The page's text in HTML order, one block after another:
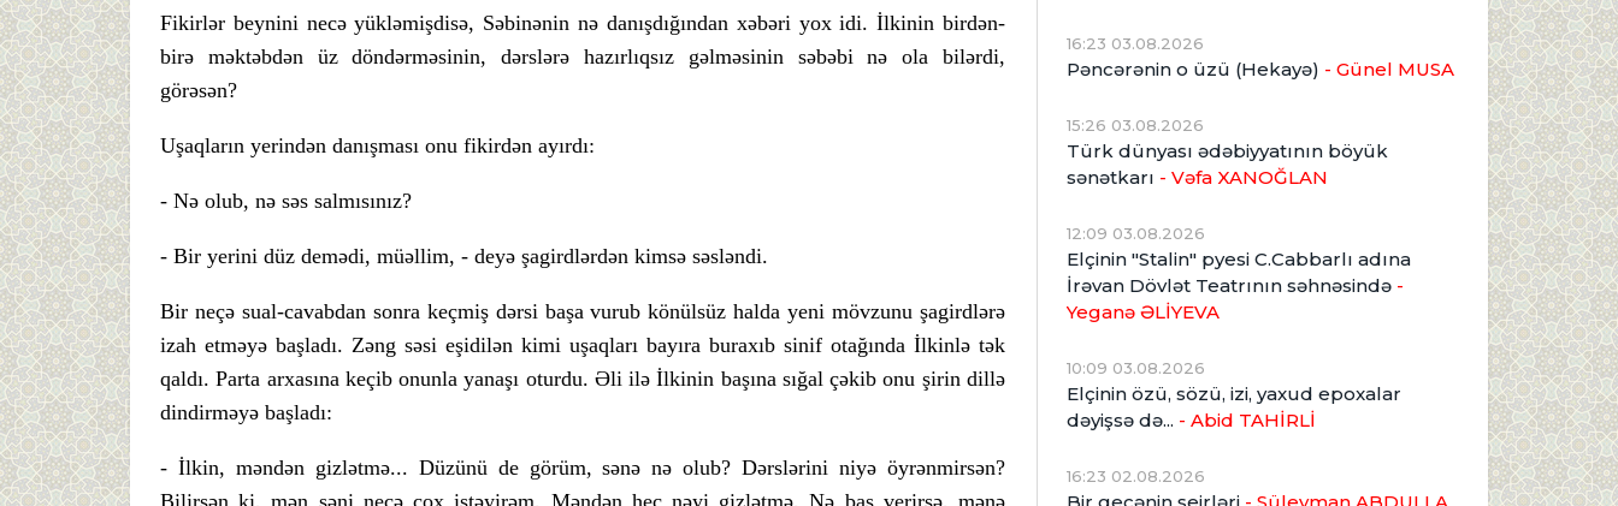
Fikirlər beynini necə yükləmişdisə, Səbinənin nə danışdığından xəbəri yox idi. İlkinin birdən-
birə məktəbdən üz döndərməsinin, dərslərə hazırlıqsız gəlməsinin səbəbi nə ola bilərdi,
görəsən?
Uşaqların yerindən danışması onu fikirdən ayırdı:
- Nə olub, nə səs salmısınız?
- Bir yerini düz demədi, müəllim, - deyə şagirdlərdən kimsə səsləndi.
Bir neçə sual-cavabdan sonra keçmiş dərsi başa vurub könülsüz halda yeni mövzunu şagirdlərə
izah etməyə başladı. Zəng səsi eşidilən kimi uşaqları bayıra buraxıb sinif otağında İlkinlə tək
qaldı. Parta arxasına keçib onunla yanaşı oturdu. Əli ilə İlkinin başına sığal çəkib onu şirin dillə
dindirməyə başladı:
- İlkin, məndən gizlətmə... Düzünü de görüm, sənə nə olub? Dərslərini niyə öyrənmirsən?
16:23 03.08.2026
Pəncərənin o üzü (Hekayə) - Günel MUSA
15:26 03.08.2026
Türk dünyası ədəbiyyatının böyük
sənətkarı - Vəfa XANOĞLAN
12:09 03.08.2026
Elçinin "Stalin" pyesi C.Cabbarlı adına
İrəvan Dövlət Teatrının səhnəsində -
Yeganə ƏLİYEVA
10:09 03.08.2026
Elçinin özü, sözü, izi, yaxud epoxalar
dəyişsə də... - Abid TAHİRLİ
16:23 02.08.2026